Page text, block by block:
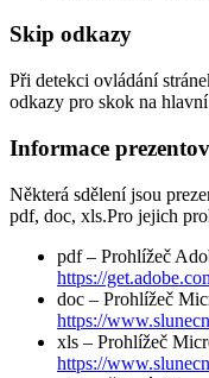
Skip odkazy
Při detekci ovládání
odkazy pro skok na
Informace
Některá sdělení jsou
pdf, doc, xls.Pro jejich
pdf – Prohlížeč
https://
doc – Prohlížeč
https://
xls – Prohlížeč
https://